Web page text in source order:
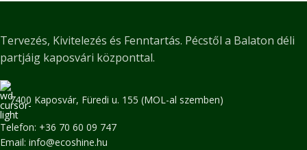
Tervezés, Kivitelezés és Fenntartás. Pécstől a Balaton déli
partjáig kaposvári központtal.
7400 Kaposvár, Füredi u. 155 (MOL-al szemben)
Telefon: +36 70 60 09 747
Email: info@ecoshine.hu